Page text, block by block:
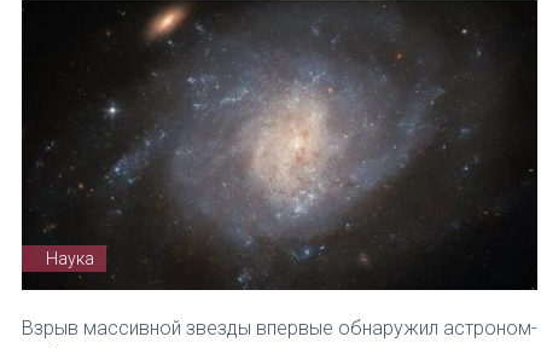
Наука
Взрыв массивной звезды впервые обнаружил астроном-